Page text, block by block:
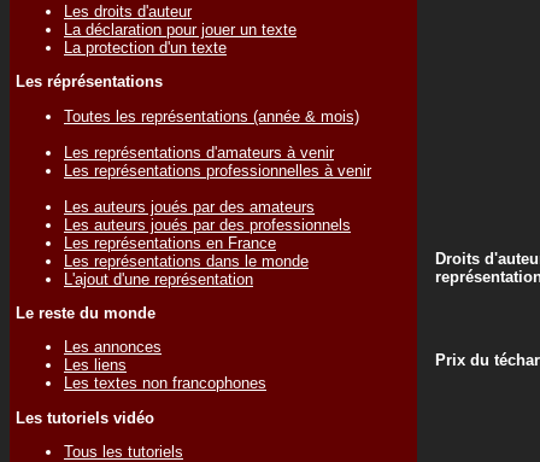
Les droits d'auteur
La déclaration pour jouer un texte
La protection d'un texte
Les réprésentations
Toutes les représentations (année & mois)
Les représentations d'amateurs à venir
Les représentations professionnelles à venir
Les auteurs joués par des amateurs
Les auteurs joués par des professionnels
Les représentations en France
Les représentations dans le monde
L'ajout d'une représentation
Le reste du monde
Les annonces
Les liens
Les textes non francophones
Les tutoriels vidéo
Tous les tutoriels
Droits
Prix du